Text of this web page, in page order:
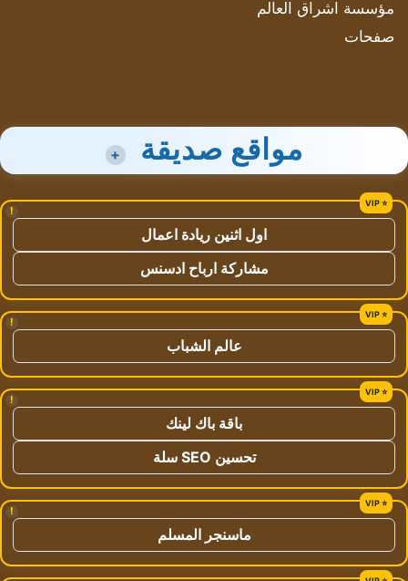
مؤسسة اشراق العالم
صفحات
مواقع صديقة +
!
اول اثنين ريادة اعمال
مشاركة ارباح ادسنس
!
عالم الشباب
!
باقة باك لينك
تحسين SEO سلة
!
ماسنجر المسلم